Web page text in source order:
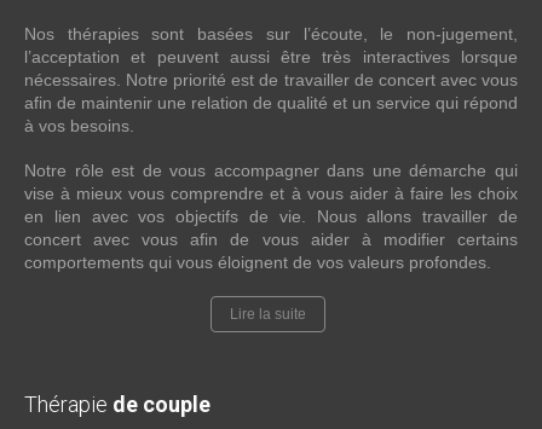
Nos thérapies sont basées sur l’écoute, le non-jugement,
l’acceptation et peuvent aussi être très interactives lorsque
nécessaires. Notre priorité est de travailler de concert avec vous
afin de maintenir une relation de qualité et un service qui répond
à vos besoins.
Notre rôle est de vous accompagner dans une démarche qui
vise à mieux vous comprendre et à vous aider à faire les choix
en lien avec vos objectifs de vie. Nous allons travailler de
concert avec vous afin de vous aider à modifier certains
comportements qui vous éloignent de vos valeurs profondes.
Lire la suite
Thérapie de couple